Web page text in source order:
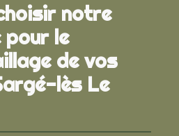
notre
le
de vos
lès Le